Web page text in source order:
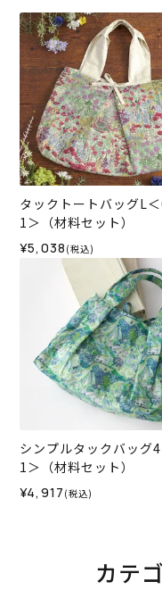
タックトートバッグL
1＞（材料セット）
¥5,038 (税込)
シンプルタックバッグ
1＞（材料セット）
¥4,917 (税込)
カテ